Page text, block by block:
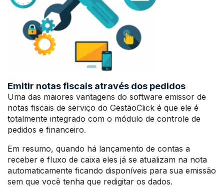
Emitir notas fiscais através dos pedidos
Uma das maiores vantagens do software emissor de
notas fiscais de serviço do GestãoClick é que ele é
totalmente integrado com o módulo de controle de
pedidos e financeiro.
Em resumo, quando há lançamento de contas a
receber e fluxo de caixa eles já se atualizam na nota
automaticamente ficando disponíveis para sua emissão
sem que você tenha que redigitar os dados.